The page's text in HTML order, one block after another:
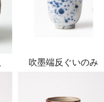
吹墨端反ぐいのみ